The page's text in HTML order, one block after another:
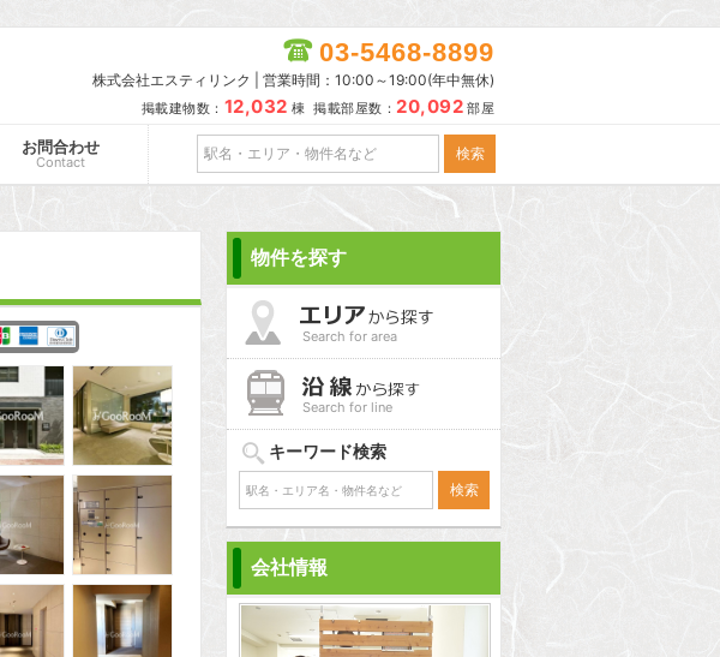
03-5468-8899
株式会社エスティリンク | 営業時間：10:00～19:00(年中無休)
掲載建物数： 12,032 棟 掲載部屋数： 20,092 部屋
お問合わせ
Contact
物件を探す
Search for area
Search for line
キーワード検索
会社情報